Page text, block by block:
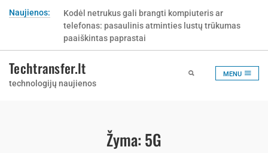
Naujienos:
Kodėl netrukus gali brangti kompiuteris ar
telefonas: pasaulinis atminties lustų trūkumas
paaiškintas paprastai
Techtransfer.lt
technologijų naujienos
MENU
Žyma: 5G